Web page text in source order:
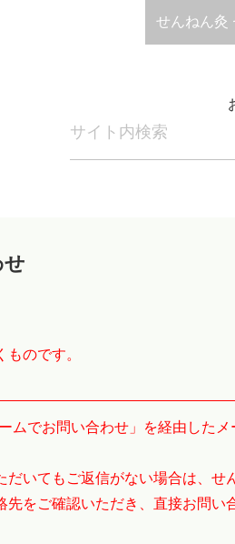
せんねん灸
のです。
ムでお問い合わせ」を経由したメ
いてもご返信がない場合は、せ
をご確認いただき、直接お問い